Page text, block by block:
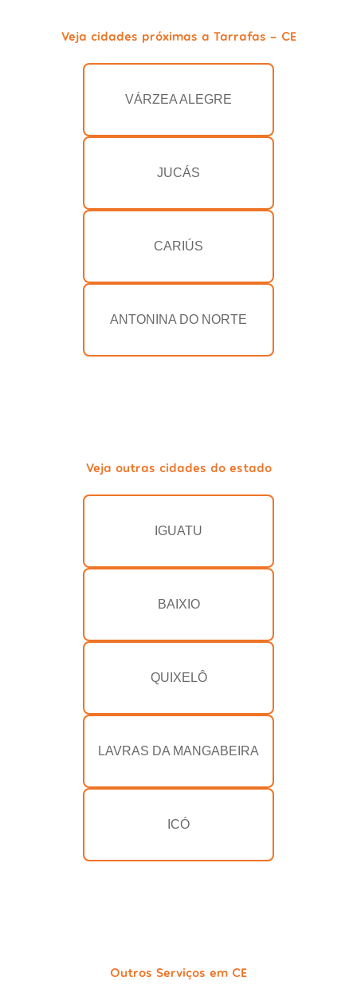
Veja cidades próximas a Tarrafas - CE
VÁRZEA ALEGRE
JUCÁS
CARIÚS
ANTONINA DO NORTE
Veja outras cidades do estado
IGUATU
BAIXIO
QUIXELÔ
LAVRAS DA MANGABEIRA
ICÓ
Outros Serviços em CE